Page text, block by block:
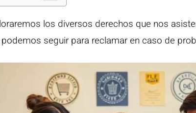
los diversos derechos que nos
seguir para reclamar en caso de